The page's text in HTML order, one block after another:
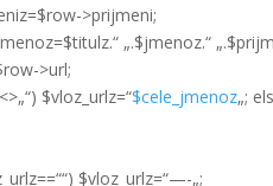
>prijmeni;
„.$jmenoz.“
>url;
$vloz_urlz=“$cele_jmenoz„;
$vloz_urlz=“—-„;